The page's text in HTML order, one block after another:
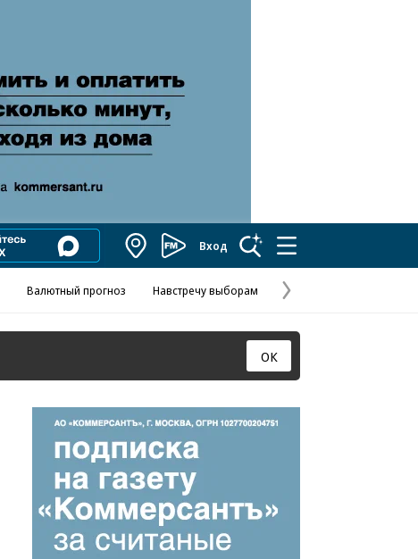
КоммерсантъВход
Валютный прогноз Навстречу выборам
Следующая
страница
ОК